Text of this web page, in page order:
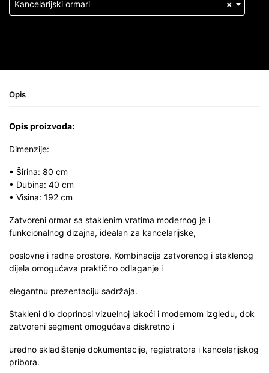
×
Kancelarijski ormari
Opis
Opis proizvoda:
Dimenzije:
• Širina: 80 cm
• Dubina: 40 cm
• Visina: 192 cm
Zatvoreni ormar sa staklenim vratima modernog je i
funkcionalnog dizajna, idealan za kancelarijske,
poslovne i radne prostore. Kombinacija zatvorenog i staklenog
dijela omogućava praktično odlaganje i
elegantnu prezentaciju sadržaja.
Stakleni dio doprinosi vizuelnoj lakoći i modernom izgledu, dok
zatvoreni segment omogućava diskretno i
uredno skladištenje dokumentacije, registratora i kancelarijskog
pribora.